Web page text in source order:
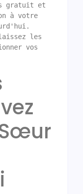
gratuit et
à votre
les
vos